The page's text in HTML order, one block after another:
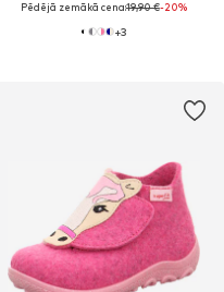
Pēdējā zemākā cena:19,90 €-20%
+3